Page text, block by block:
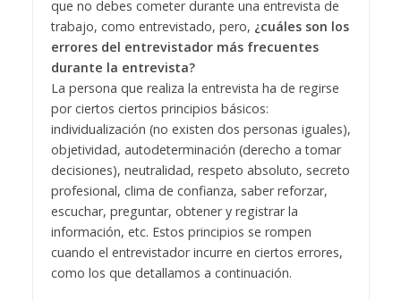
que no debes cometer durante una entrevista de
trabajo, como entrevistado, pero, ¿cuáles son los
errores del entrevistador más frecuentes
durante la entrevista?
La persona que realiza la entrevista ha de regirse
por ciertos ciertos principios básicos:
individualización (no existen dos personas iguales),
objetividad, autodeterminación (derecho a tomar
decisiones), neutralidad, respeto absoluto, secreto
profesional, clima de confianza, saber reforzar,
escuchar, preguntar, obtener y registrar la
información, etc. Estos principios se rompen
cuando el entrevistador incurre en ciertos errores,
como los que detallamos a continuación.